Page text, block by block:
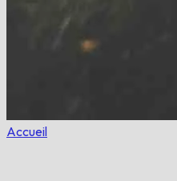
Accueil